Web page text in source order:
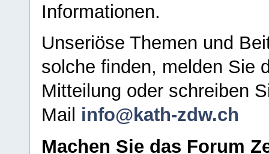
Informationen.
Unseriöse Themen und
solche finden, melden Sie
Mitteilung oder schreiben
Mail info@kath-zdw.ch
Machen Sie das Forum